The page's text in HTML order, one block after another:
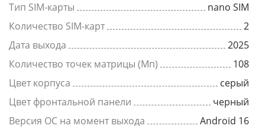
Тип SIM-карты
nano SIM
Количество SIM-карт
2
Дата выхода
2025
Количество точек матрицы (Мп)
108
Цвет корпуса
серый
Цвет фронтальной панели
черный
Версия ОС на момент выхода
Android 16